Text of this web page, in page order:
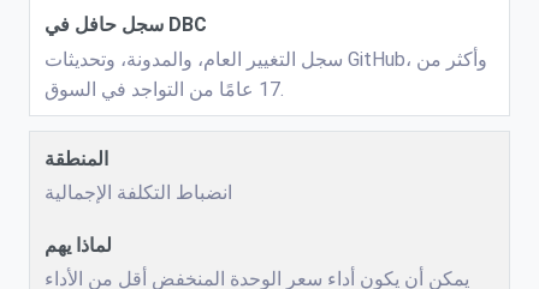
سجل التغيير العام، والمدونة، وتحديثات GitHub، وأكثر من
انضباط التكلفة الإجمالية
يمكن أن يكون أداء سعر الوحدة المنخفض أقل من الأداء